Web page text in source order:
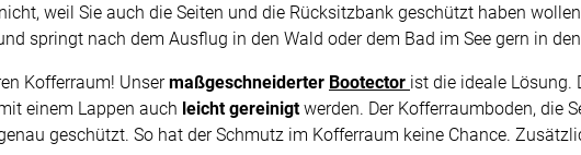
weil Sie auch die Seiten und die Rücksitzbank geschützt haben
springt nach dem Ausflug in den Wald oder dem Bad im See gern in
Kofferraum! Unsermaßgeschneiderter Bootector ist die ideale Lösung.
einem Lappen auch leicht gereinigtwerden. Der Kofferraumboden, die
geschützt. So hat der Schmutz im Kofferraum keine Chance.